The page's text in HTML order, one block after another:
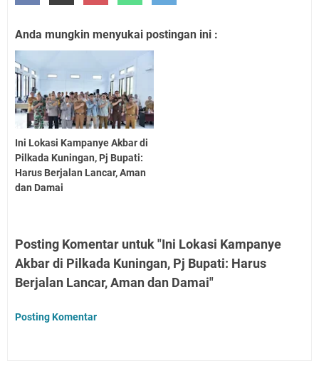
Anda mungkin menyukai postingan ini :
Ini Lokasi Kampanye Akbar di
Pilkada Kuningan, Pj Bupati:
Harus Berjalan Lancar, Aman
dan Damai
Posting Komentar untuk "Ini Lokasi Kampanye
Akbar di Pilkada Kuningan, Pj Bupati: Harus
Berjalan Lancar, Aman dan Damai"
Posting Komentar